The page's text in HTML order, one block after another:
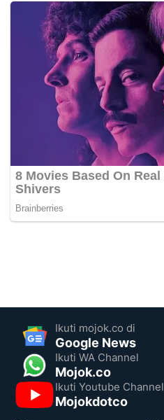
Ikuti mojok.co di
Google News
Ikuti WA Channel
Mojok.co
Ikuti Youtube Channel
Mojokdotco